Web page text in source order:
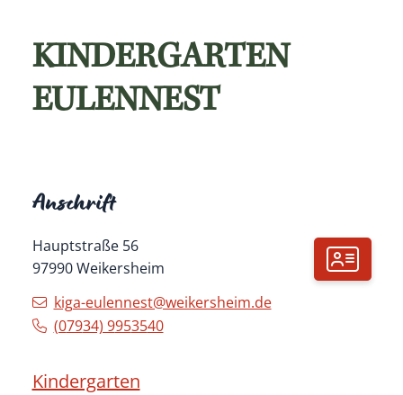
KINDERGARTEN
EULENNEST
Anschrift
Hauptstraße 56
97990 Weikersheim
kiga-eulennest@weikersheim.de
(07934) 9953540
Kindergarten